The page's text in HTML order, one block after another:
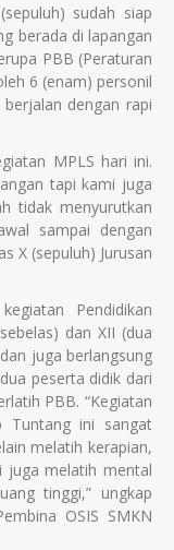
sudah siap
berada di lapangan
PBB (Peraturan
6 (enam) personil
dengan rapi
MPLS hari ini.
tapi kami juga
tidak menyurutkan
sampai dengan
X (sepuluh) Jurusan
Pendidikan
dan XII (dua
juga berlangsung
peserta didik dari
PBB. “Kegiatan
Tuntang ini sangat
melatih kerapian,
juga melatih mental
tinggi,” ungkap
OSIS SMKN